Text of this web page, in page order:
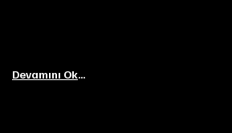
Devamını Oku...